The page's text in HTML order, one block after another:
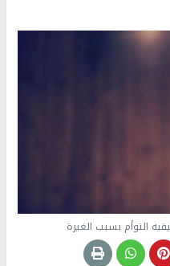
التوأم بسبب الغيرة